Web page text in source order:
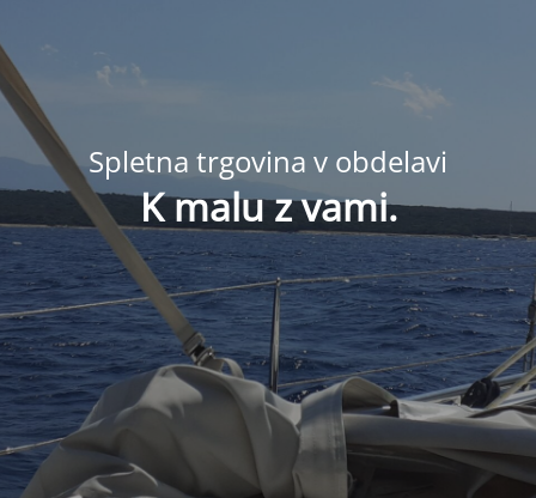
Spletna trgovina v obdelavi
K malu z vami.